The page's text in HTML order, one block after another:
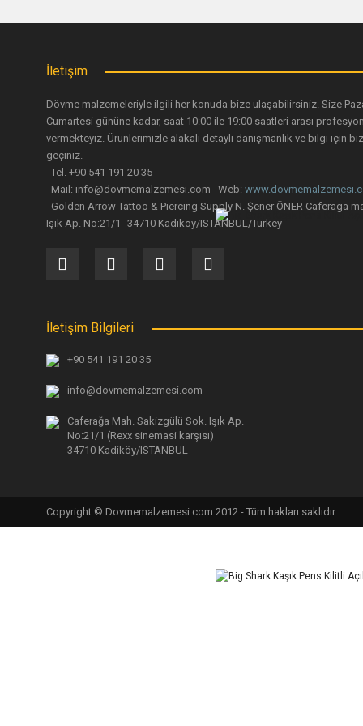
Dermal Piercing Pens Holder -4mm
434,34 TL
Piercing Çene
İletişim
Dövme malzemeleriyle ilgili her konuda bize ulaşabilirsiniz. Size
Cumartesi gününe kadar, saat 10:00 ile 19:00 saatleri arası
vermekteyiz. Ürünlerimizle alakalı detaylı danışmanlık ve bilgi için
geçiniz.
Tel. +90 541 191 20 35
Mail: info@dovmemalzemesi.com Web:
Golden Arrow Tattoo & Piercing Supply N. Şener ÖNER Caferaga
Işık Ap. No:21/1 34710 Kadiköy/ISTANBUL/Turkey
İletişim Bilgileri
+90 541 191 20 35
info@dovmemalzemesi.com
Caferağa Mah. Sakizgülü Sok. Işık Ap.
No:21/1 (Rexx sinemasi karşısı)
34710 Kadiköy/ISTANBUL
Copyright © Dovmemalzemesi.com 2012 - Tüm hakları saklıdır.